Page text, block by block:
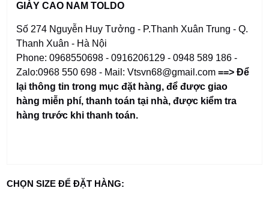
GIÀY CAO NAM TOLDO
Số 274 Nguyễn Huy Tưởng - P.Thanh Xuân Trung - Q.
Thanh Xuân - Hà Nội
Phone: 0968550698 - 0916206129 - 0948 589 186 -
Zalo:0968 550 698 - Mail: Vtsvn68@gmail.com==> Để
lại thông tin trong mục đặt hàng,để được giao
hàng miễn phí, thanh toán tại nhà, được kiểm tra
hàng trước khi thanh toán.
CHỌN SIZE ĐỂ ĐẶT HÀNG: